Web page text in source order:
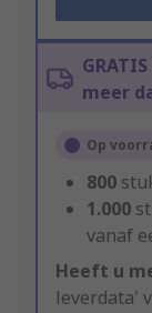
meer
Op
800
1.000
vanaf
Heeft u
leverdata'